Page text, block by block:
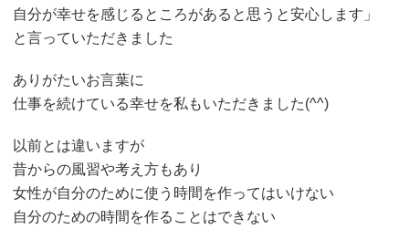
自分が幸せを感じるところがあると思うと安心します」
と言っていただきました
ありがたいお言葉に
仕事を続けている幸せを私もいただきました(^^)
以前とは違いますが
昔からの風習や考え方もあり
女性が自分のために使う時間を作ってはいけない
自分のための時間を作ることはできない